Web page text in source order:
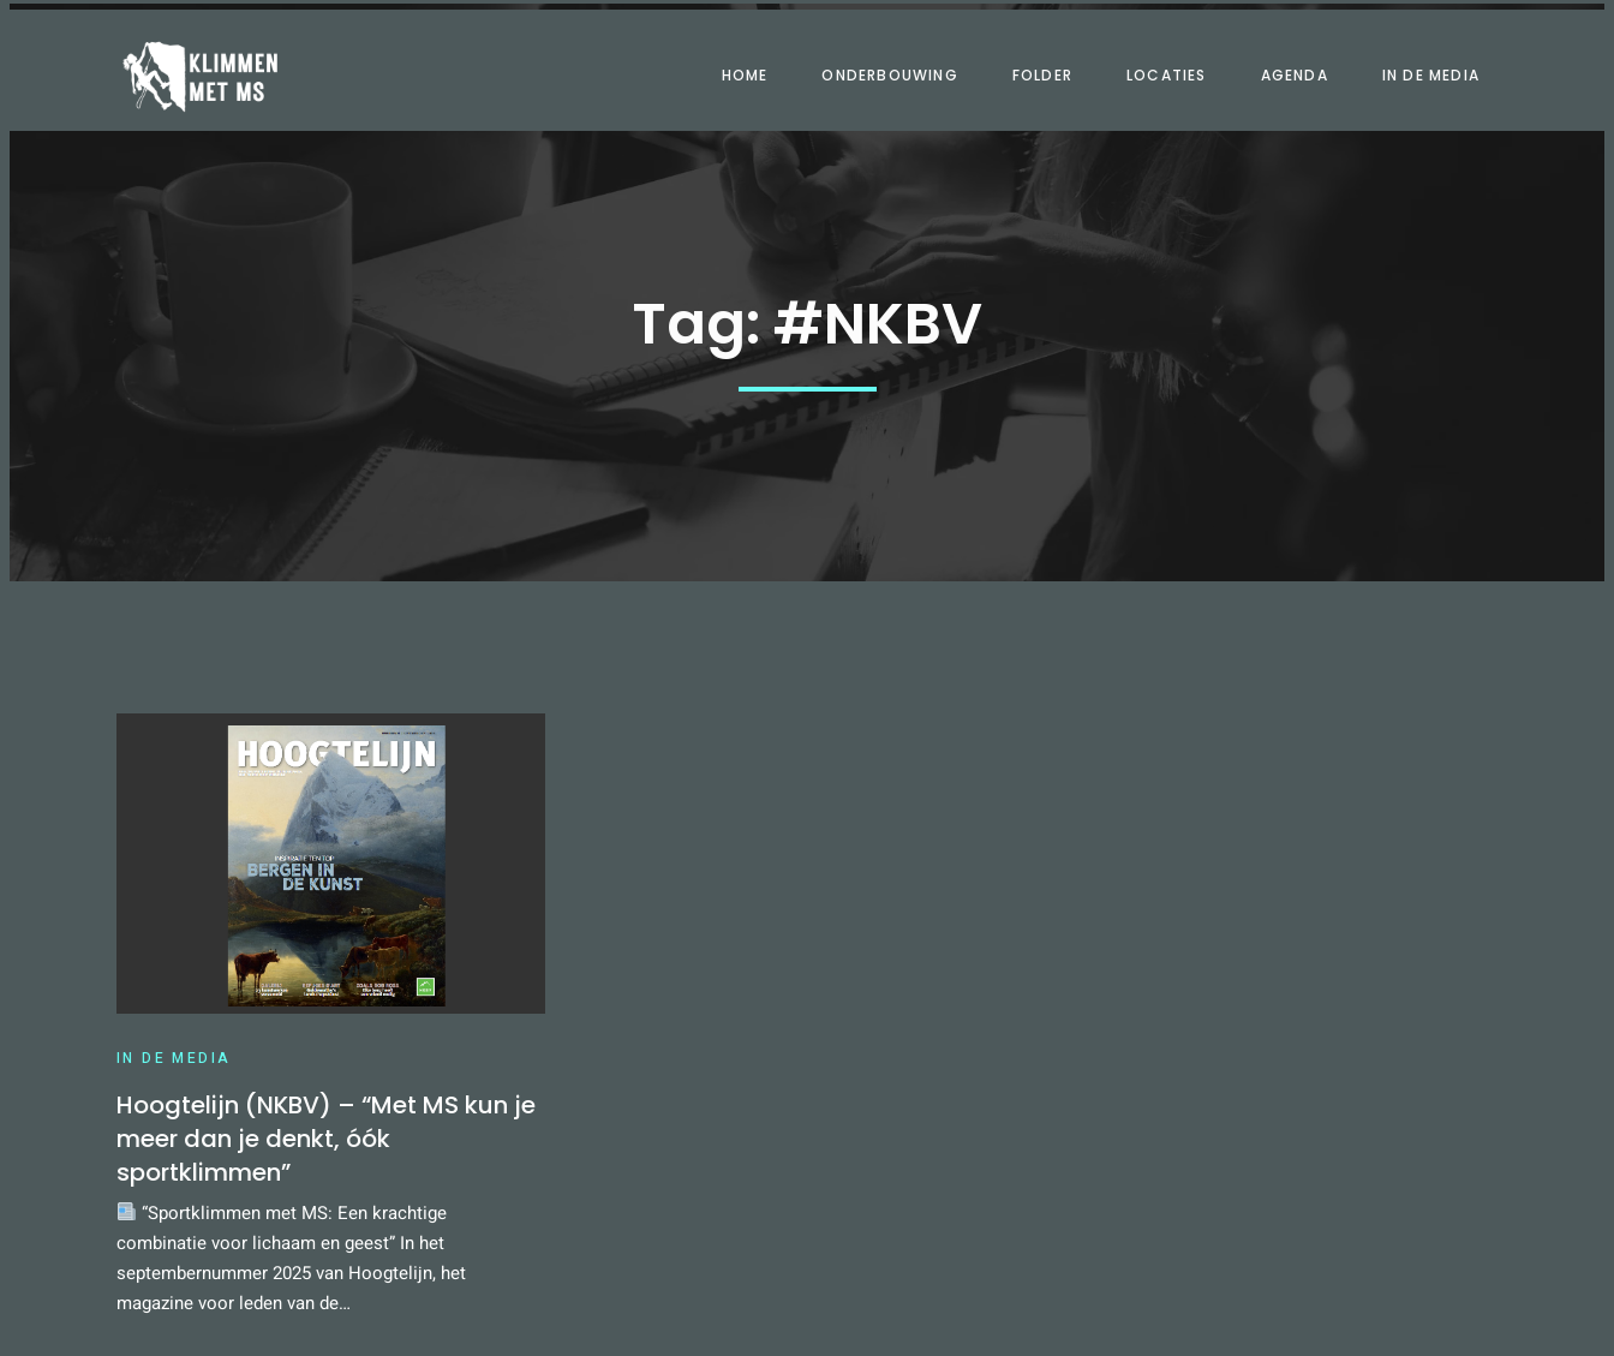
HOME ONDERBOUWING FOLDER LOCATIES AGENDA IN DE MEDIA
Tag:#NKBV
IN DE MEDIA
Hoogtelijn (NKBV) – “Met MS kun je
meer dan je denkt, óók
sportklimmen”
“Sportklimmen met MS: Een krachtige
combinatie voor lichaam en geest” In het
septembernummer 2025 van Hoogtelijn, het
magazine voor leden van de…